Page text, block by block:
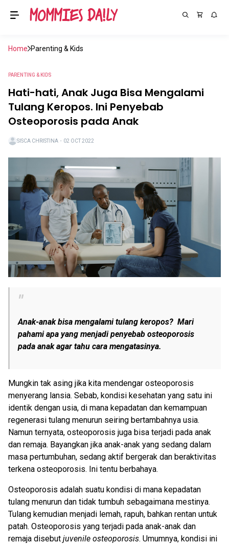
Home Parenting & Kids
PARENTING & KIDS
Hati-hati, Anak Juga Bisa Mengalami
Tulang Keropos. Ini Penyebab
Osteoporosis pada Anak
SISCA CHRISTINA ・ 02 OCT 2022
Anak-anak bisa mengalami tulang keropos? Mari
pahami apa yang menjadi penyebab osteoporosis
pada anak agar tahu cara mengatasinya.
Mungkin tak asing jika kita mendengar osteoporosis
menyerang lansia. Sebab, kondisi kesehatan yang satu ini
identik dengan usia, di mana kepadatan dan kemampuan
regenerasi tulang menurun seiring bertambahnya usia.
Namun ternyata, osteoporosis juga bisa terjadi pada anak
dan remaja. Bayangkan jika anak-anak yang sedang dalam
masa pertumbuhan, sedang aktif bergerak dan beraktivitas
terkena osteoporosis. Ini tentu berbahaya.
Osteoporosis adalah suatu kondisi di mana kepadatan
tulang menurun dan tidak tumbuh sebagaimana mestinya.
Tulang kemudian menjadi lemah, rapuh, bahkan rentan untuk
patah. Osteoporosis yang terjadi pada anak-anak dan
remaja disebut juvenile osteoporosis. Umumnya, kondisi ini